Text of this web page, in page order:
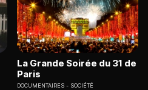
La Grande Soirée du 31 de
Paris
DOCUMENTAIRES SOCIÉTÉ